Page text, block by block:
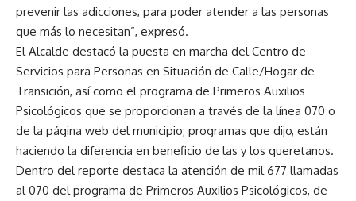
prevenir las adicciones, para poder atender a las personas
que más lo necesitan”, expresó.
El Alcalde destacó la puesta en marcha del Centro de
Servicios para Personas en Situación de Calle/Hogar de
Transición, así como el programa de Primeros Auxilios
Psicológicos que se proporcionan a través de la línea 070 o
de la página web del municipio; programas que dijo, están
haciendo la diferencia en beneficio de las y los queretanos.
Dentro del reporte destaca la atención de mil 677 llamadas
al 070 del programa de Primeros Auxilios Psicológicos, de